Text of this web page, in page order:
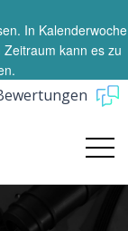
In Kalenderwoche
kann es zu